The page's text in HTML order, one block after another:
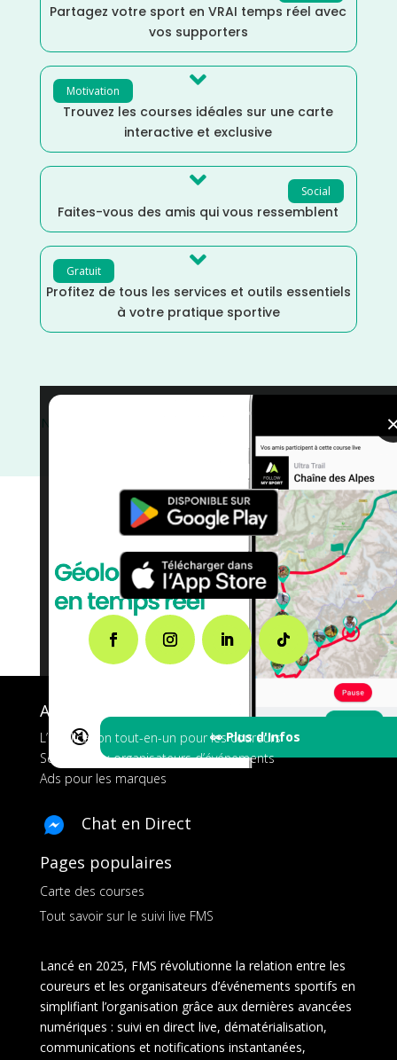
Partagez votre sport en VRAI temps réel avec
vos supporters
Motivation 
Trouvez les courses idéales sur une carte
interactive et exclusive
Social

Faites-vous des amis qui vous ressemblent
Gratuit 
Profitez de tous les services et outils essentiels
à votre pratique sportive
🔇 👀 Plus d'Infos
Nouvelle Aquitaine
Distance Faible/
Course à Pied
A propos de FMS
L’application tout-en-un pour les coureurs
Services aux organisateurs d’événements
Ads pour les marques
Chat en Direct
Pages populaires
Carte des courses
Tout savoir sur le suivi live FMS
Lancé en 2025, FMS révolutionne la relation entre les
coureurs et les organisateurs d’événements sportifs en
simplifiant l’organisation grâce aux dernières avancées
numériques : suivi en direct live, dématérialisation,
communications et notifications instantanées,